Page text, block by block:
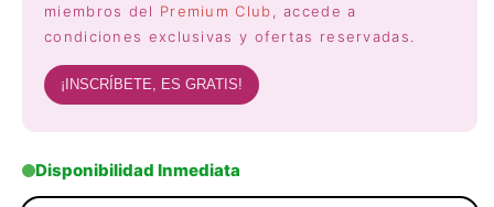
miembros del Premium Club, accede a
condiciones exclusivas y ofertas reservadas.
¡INSCRÍBETE, ES GRATIS!
Disponibilidad Inmediata